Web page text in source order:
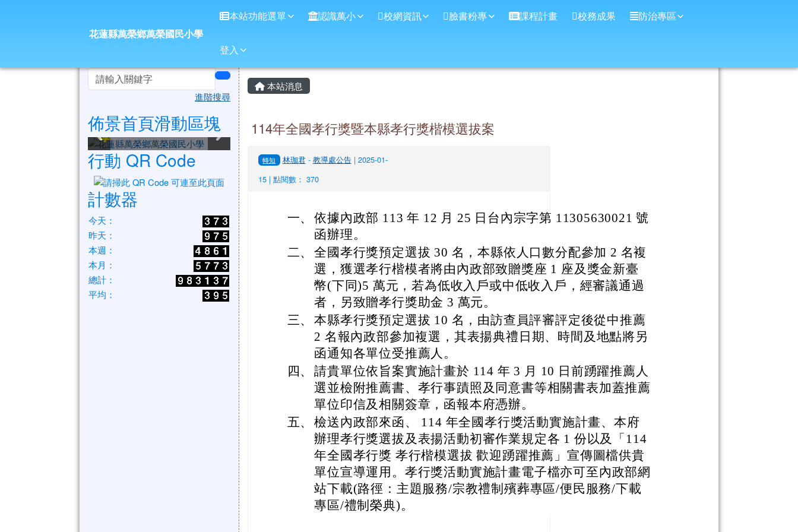
花蓮縣萬榮鄉萬榮國民小學
花蓮縣萬榮鄉萬榮國民小學
本站功能選單 認識萬小 校網資訊 臉書粉專 課程計畫 校務成果 防治專區
登入
左邊區域內容 search
進階搜尋
佈景首頁滑動區塊
花蓮縣萬榮鄉萬榮國民小
學
花蓮縣萬榮鄉萬榮國民小
學
花蓮縣萬榮鄉萬榮國民小
學
花蓮縣萬榮鄉萬榮國民小
學
花蓮縣萬榮鄉萬榮國民小
學
花蓮縣萬榮鄉萬榮國民小
學
行動 QR Code
計數器
今天：
昨天：
本週：
本月：
總計：
平均：
主內容區域
本站消息
114年全國孝行獎暨本縣孝行獎楷模選拔案
轉知 林珈君- 教導處公告| 2025-01-
15 | 點閱數： 370
一、 依據內政部 113 年 12 月 25 日台內宗字第 11305630021 號
函辦理。
二、 全國孝行獎預定選拔 30 名，本縣依人口數分配參加 2 名複
選，獲選孝行楷模者將由內政部致贈獎座 1 座及獎金新臺
幣(下同)5 萬元，若為低收入戶或中低收入戶，經審議通過
者，另致贈孝行獎助金 3 萬元。
三、 本縣孝行獎預定選拔 10 名，由訪查員評審評定後從中推薦
2 名報內政部參加複選，其表揚典禮日期、時間及地點將另
函通知各單位受推薦人。
四、 請貴單位依旨案實施計畫於 114 年 3 月 10 日前踴躍推薦人
選並檢附推薦書、孝行事蹟照及同意書等相關書表加蓋推薦
單位印信及相關簽章，函報本府憑辦。
五、 檢送內政部來函、 114 年全國孝行獎活動實施計畫、本府
辦理孝行獎選拔及表揚活動初審作業規定各 1 份以及「114
年全國孝行獎 孝行楷模選拔 歡迎踴躍推薦」宣傳圖檔供貴
單位宣導運用。孝行獎活動實施計畫電子檔亦可至內政部網
站下載(路徑：主題服務/宗教禮制殯葬專區/便民服務/下載
專區/禮制榮典)。
頁尾區域